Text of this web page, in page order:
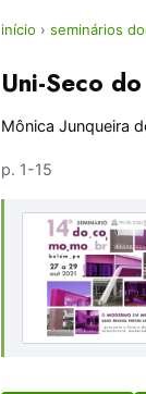
início › seminários
Uni-Seco
Mônica Junqueira
p. 1-15